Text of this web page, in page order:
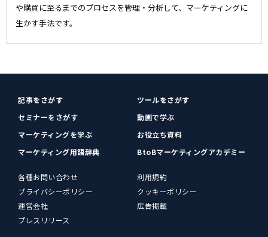
や購買に至るまでのプロセスを管理・分析して、マーケティングに
生かす手法です。
記事をさがす
ツールをさがす
セミナーをさがす
動画で学ぶ
マーケティングを学ぶ
お役立ち資料
マーケティング用語辞典
BtoBマーケティングアカデミー
各種お問い合わせ
利用規約
プライバシーポリシー
クッキーポリシー
運営会社
広告掲載
プレスリリース